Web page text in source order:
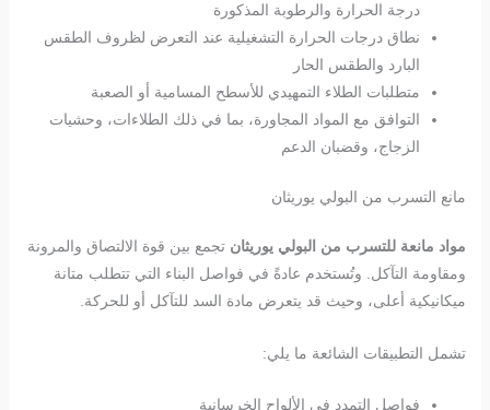
درجة الحرارة والرطوبة المذكورة
نطاق درجات الحرارة التشغيلية عند التعرض لظروف الطقس
البارد والطقس الحار
متطلبات الطلاء التمهيدي للأسطح المسامية أو الصعبة
التوافق مع المواد المجاورة، بما في ذلك الطلاءات، وحشيات
الزجاج، وقضبان الدعم
مانع التسرب من البولي يوريثان
مواد مانعة للتسرب من البولي يوريثان تجمع بين قوة الالتصاق والمرونة
ومقاومة التآكل. وتُستخدم عادةً في فواصل البناء التي تتطلب متانة
ميكانيكية أعلى، وحيث قد يتعرض مادة السد للتآكل أو للحركة.
تشمل التطبيقات الشائعة ما يلي:
فواصل التمدد في الألواح الخرسانية